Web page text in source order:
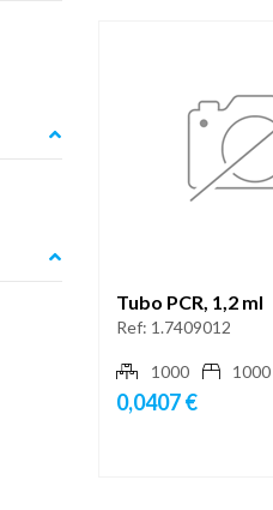
Tubo PCR, 1,2 ml
Ref: 1.7409012
1000 1000
0,0407 €